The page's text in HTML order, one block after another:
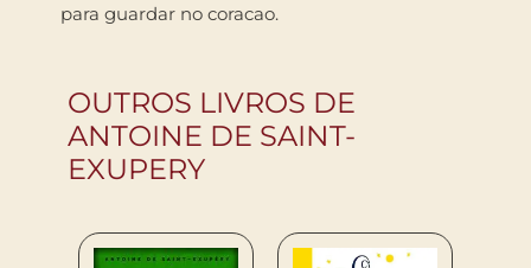
para guardar no coracao.
OUTROS LIVROS DE
ANTOINE DE SAINT-
EXUPERY